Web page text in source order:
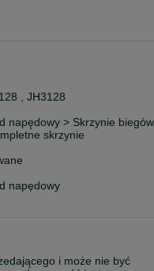
, JH3128
napędowy > Skrzynie biegów
skrzynie
napędowy
i może nie być